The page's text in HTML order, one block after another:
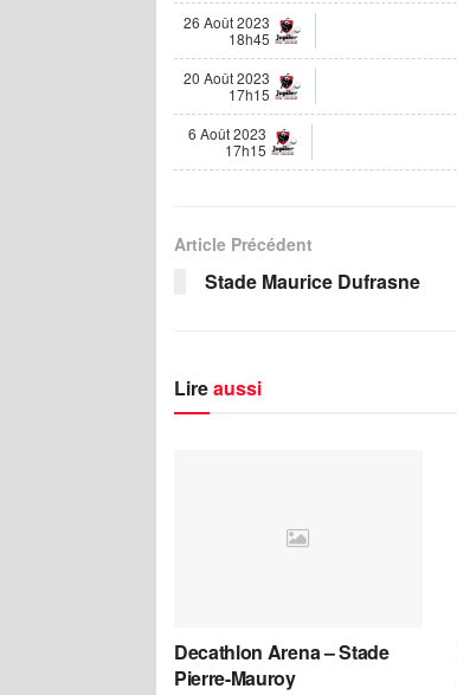
26 Août 2023
18h45
20 Août 2023
17h15
6 Août 2023
17h15
Article Précédent
Stade Maurice Dufrasne
Lireaussi
Decathlon Arena – Stade
Pierre-Mauroy